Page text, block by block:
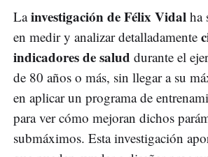
Lainvestigación de Félix Vidal ha
en medir y analizar detalladamente
indicadores de salud durante el
de 80 años o más, sin llegar a su
en aplicar un programa de
para ver cómo mejoran dichos
submáximos. Esta investigación